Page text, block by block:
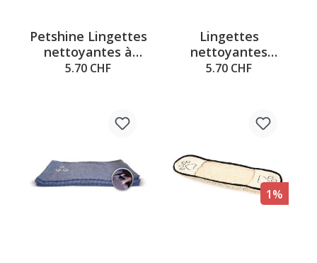
Petshine Lingettes
nettoyantes à
l’aloe vera, 40 pcs.
5.70 CHF
Lingettes
nettoyantes
Petshine au talc,
5.70 CHF
1%